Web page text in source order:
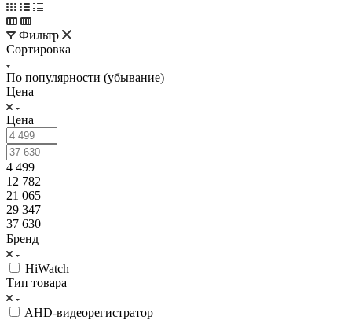
Фильтр
Сортировка
По популярности (убывание)
Цена
Цена
4 499
12 782
21 065
29 347
37 630
Бренд
HiWatch
Тип товара
AHD-видеорегистратор